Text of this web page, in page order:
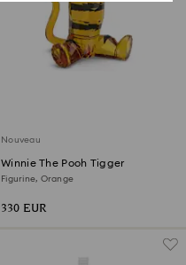
Nouveau
Winnie The Pooh Tigger
Figurine, Orange
330 EUR